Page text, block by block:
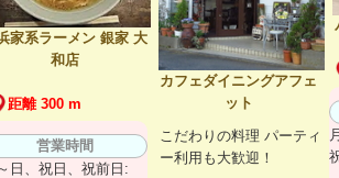
家系ラーメン 銀家 大
和店
距離 300 m
営業時間
日、祝日、祝前日:
カフェダイニングアフェ
ット
こだわりの料理 パーティ
ー利用も大歓迎！